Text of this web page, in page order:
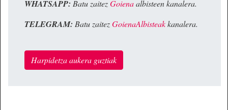
WHATSAPP: Batu zaitezGoienaalbisteen kanalera.
TELEGRAM: Batu zaitezGoienaAlbisteakkanalera.
Harpidetza aukera guztiak